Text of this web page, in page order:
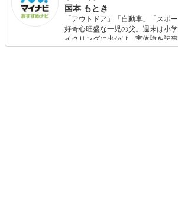
国本 もとき
「アウトドア」「自動車」「スポ
好奇心旺盛な一児の父。週末は小
イクリングに出かけ、実体験を記
ます。読者の「知りたい」を分か